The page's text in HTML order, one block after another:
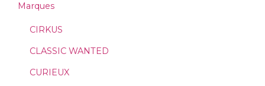
Marques
CIRKUS
CLASSIC WANTED
CURIEUX